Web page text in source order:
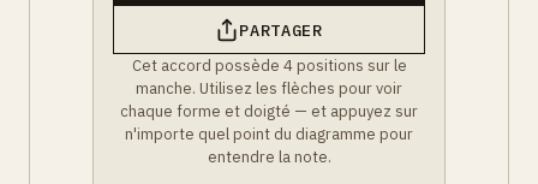
PARTAGER
Cet accord possède 4 positions sur le
manche. Utilisez les flèches pour voir
chaque forme et doigté — et appuyez sur
n'importe quel point du diagramme pour
entendre la note.